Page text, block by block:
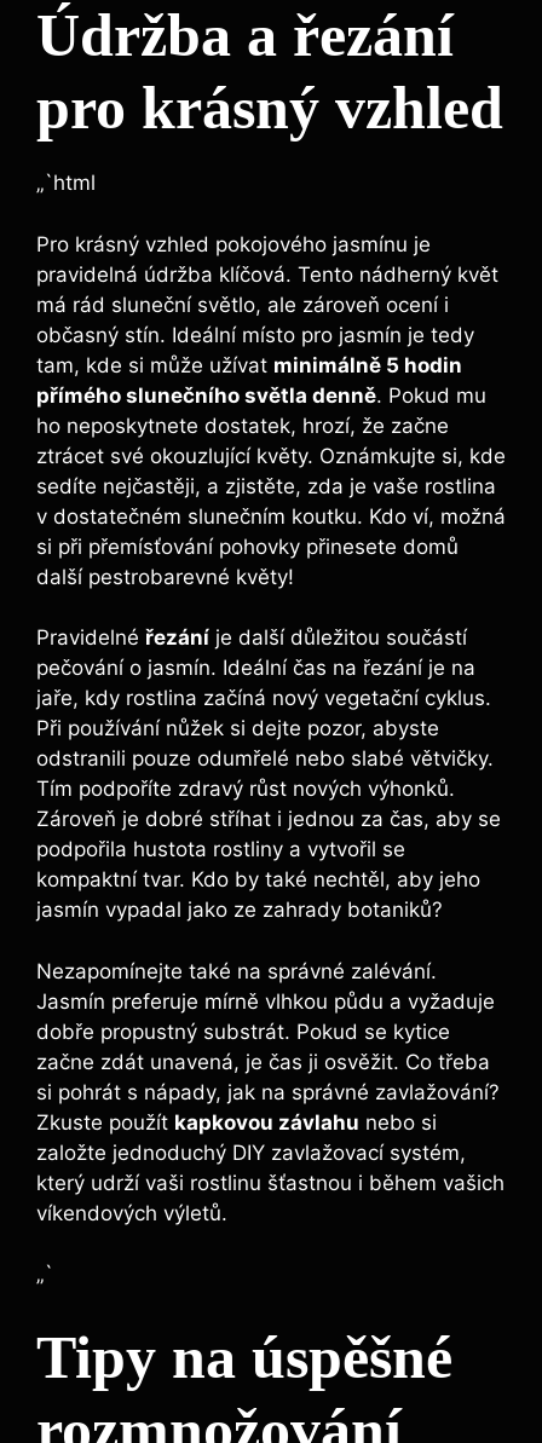
Údržba a řezání
pro krásný vzhled
„`html
Pro krásný vzhled pokojového jasmínu je
pravidelná údržba klíčová. Tento nádherný květ
má rád sluneční světlo, ale zároveň ocení i
občasný stín. Ideální místo pro jasmín je tedy
tam, kde si může užívat minimálně 5 hodin
přímého slunečního světla denně. Pokud mu
ho neposkytnete dostatek, hrozí, že začne
ztrácet své okouzlující květy. Oznámkujte si, kde
sedíte nejčastěji, a zjistěte, zda je vaše rostlina
v dostatečném slunečním koutku. Kdo ví, možná
si při přemísťování pohovky přinesete domů
další pestrobarevné květy!
Pravidelné řezání je další důležitou součástí
pečování o jasmín. Ideální čas na řezání je na
jaře, kdy rostlina začíná nový vegetační cyklus.
Při používání nůžek si dejte pozor, abyste
odstranili pouze odumřelé nebo slabé větvičky.
Tím podpoříte zdravý růst nových výhonků.
Zároveň je dobré stříhat i jednou za čas, aby se
podpořila hustota rostliny a vytvořil se
kompaktní tvar. Kdo by také nechtěl, aby jeho
jasmín vypadal jako ze zahrady botaniků?
Nezapomínejte také na správné zalévání.
Jasmín preferuje mírně vlhkou půdu a vyžaduje
dobře propustný substrát. Pokud se kytice
začne zdát unavená, je čas ji osvěžit. Co třeba
si pohrát s nápady, jak na správné zavlažování?
Zkuste použít kapkovou závlahu nebo si
založte jednoduchý DIY zavlažovací systém,
který udrží vaši rostlinu šťastnou i během vašich
víkendových výletů.
„`
Tipy na úspěšné
rozmnožování